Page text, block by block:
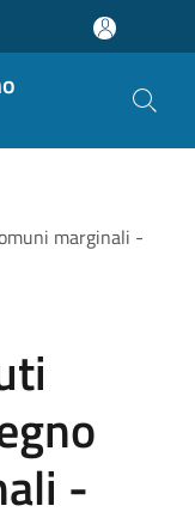
marginali -
-